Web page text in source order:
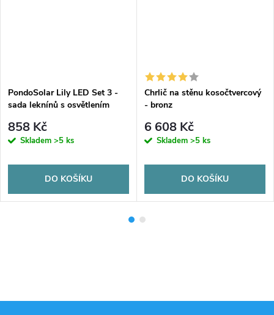
PondoSolar Lily LED Set 3 -
sada leknínů s osvětlením
858 Kč
Skladem >5 ks
DO KOŠÍKU
Chrlič na stěnu kosočtvercový
- bronz
6 608 Kč
Skladem >5 ks
DO KOŠÍKU